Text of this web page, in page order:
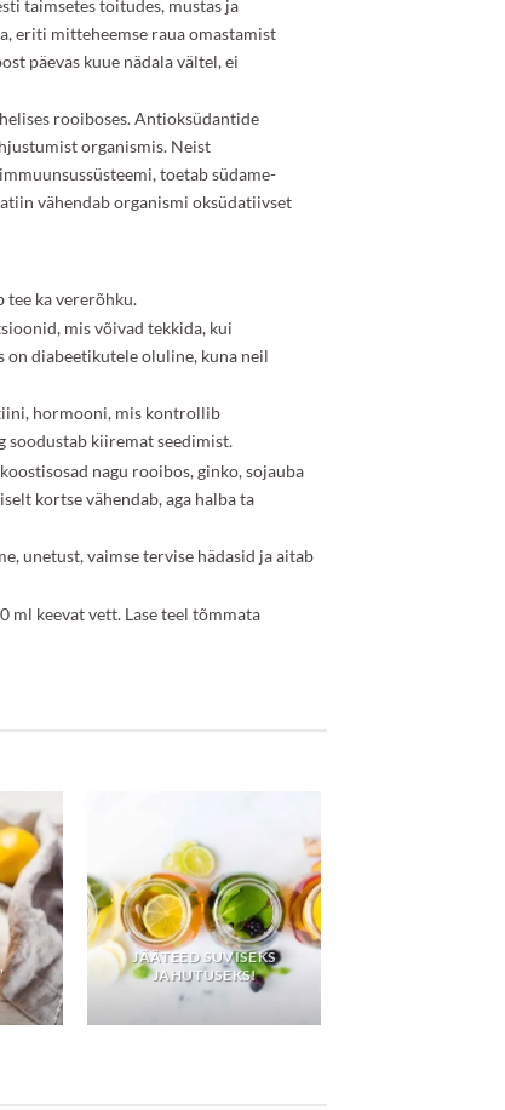
taimsetes toitudes, mustas ja
eriti mitteheemse raua omastamist
päevas kuue nädala vältel, ei
rooiboses. Antioksüdantide
organismis. Neist
toetab südame-
vähendab organismi oksüdatiivset
tee ka vererõhku.
mis võivad tekkida, kui
diabeetikutele oluline, kuna neil
hormooni, mis kontrollib
soodustab kiiremat seedimist.
nagu rooibos, ginko, sojauba
kortse vähendab, aga halba ta
unetust, vaimse tervise hädasid ja aitab
ml keevat vett. Lase teel tõmmata
JÄÄTEED SUVISEKS
JAHUTUSEKS!